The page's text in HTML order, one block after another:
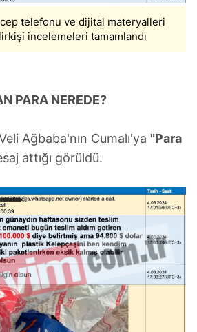
cep telefonu ve dijital materyalleri
incelemeleri tamamlandı
PARA NEREDE?
Ağbaba'nın Cumalı'ya "Para
attığı görüldü.